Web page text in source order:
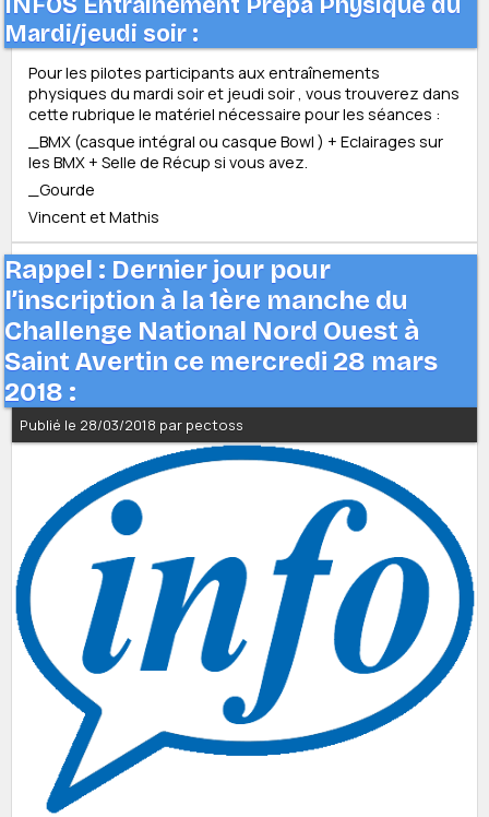
INFOS Entraînement Prepa Physique du
Mardi/jeudi soir :
Pour les pilotes participants aux entraînements
physiques du mardi soir et jeudi soir , vous trouverez dans
cette rubrique le matériel nécessaire pour les séances :
_BMX (casque intégral ou casque Bowl ) + Eclairages sur
les BMX + Selle de Récup si vous avez.
_Gourde
Vincent et Mathis
Rappel : Dernier jour pour
l’inscription à la 1ère manche du
Challenge National Nord Ouest à
Saint Avertin ce mercredi 28 mars
2018 :
Publié le 28/03/2018 par pectoss